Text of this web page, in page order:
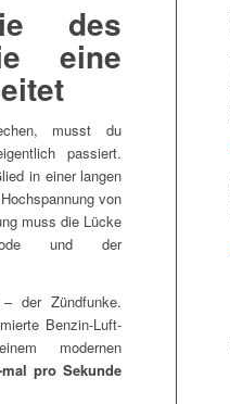
des
eine
musst du
passiert.
in einer langen
von
muss die Lücke
und der
der Zündfunke.
Benzin-Luft-
modernen
mal pro Sekunde